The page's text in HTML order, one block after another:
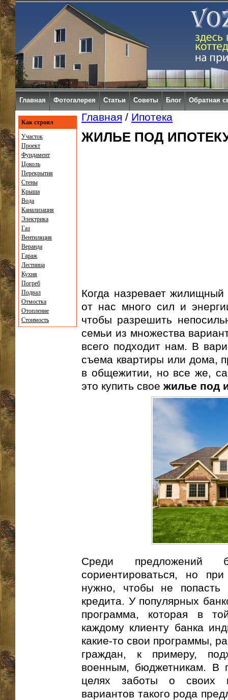
Главная / Ипотека
ЖИЛЬЕ ПОД
Когда назревает
от нас много сил и
чтобы разрешить
семьи из множества
всего подходит нам. В
съема квартиры или дома,
в общежитии, но все же,
это купить свое жилье под
Среди предложений
сориентироваться, но
нужно, чтобы не попасть
кредита. У популярных
программа, которая в
каждому клиенту банка
какие-то свои программы,
граждан, к примеру,
военным, бюджетникам. В
целях заботы о своих
вариантов такого рода
Как строил
Участок
Проект
Фундамент
Цоколь
Перекрытия
Стены
Крыша
Вода
Канализация
Электрика
Газ
Вентиляция
Веранда
Гараж
Лестница
Кухня
Погреб
Подвал
Отмостка
Отопление
Стоимость
Главная Фотогалерея Статьи Советы Блог Обратная